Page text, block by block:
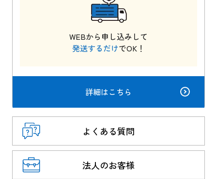
WEBから申し込みして
発送するだけでOK！
詳細はこちら
よくある質問
法人のお客様